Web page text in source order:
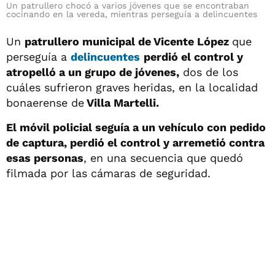
Un patrullero chocó a varios jóvenes que se encontraban
cocinando en la vereda, mientras perseguía a delincuentes
Un patrullero municipal de Vicente López que
perseguía a delincuentes perdió el control y
atropelló a un grupo de jóvenes, dos de los
cuáles sufrieron graves heridas, en la localidad
bonaerense deVilla Martelli.
El móvil policial seguía a un vehículo con pedido
de captura, perdió el control y arremetió contra
esas personas, en una secuencia que quedó
filmada por las cámaras de seguridad.